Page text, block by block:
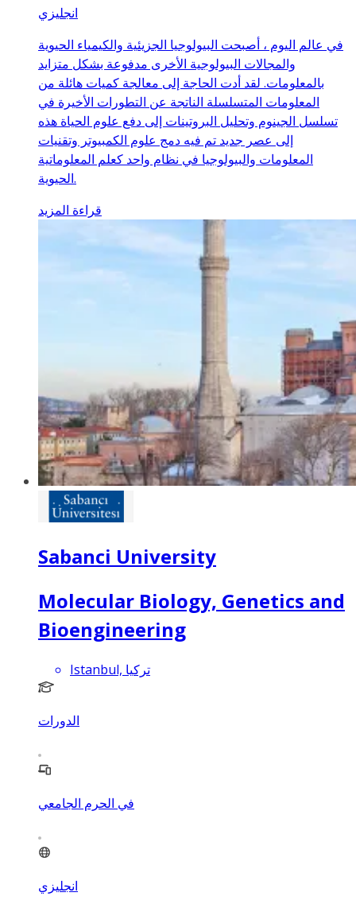
انجليزي
في عالم اليوم ، أصبحت البيولوجيا الجزيئية والكيمياء الحيوية
والمجالات البيولوجية الأخرى مدفوعة بشكل متزايد
بالمعلومات. لقد أدت الحاجة إلى معالجة كميات هائلة من
المعلومات المتسلسلة الناتجة عن التطورات الأخيرة في
تسلسل الجينوم وتحليل البروتينات إلى دفع علوم الحياة هذه
إلى عصر جديد تم فيه دمج علوم الكمبيوتر وتقنيات
المعلومات والبيولوجيا في نظام واحد كعلم المعلوماتية
الحيوية.
قراءة المزيد
Sabanci University
Molecular Biology, Genetics and
Bioengineering
Istanbul, تركيا
الدورات
في الحرم الجامعي
انجليزي